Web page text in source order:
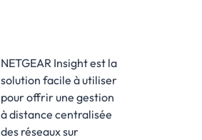
NETGEAR Insight est la
solution facile à utiliser
pour offrir une gestion
à distance centralisée
des réseaux sur